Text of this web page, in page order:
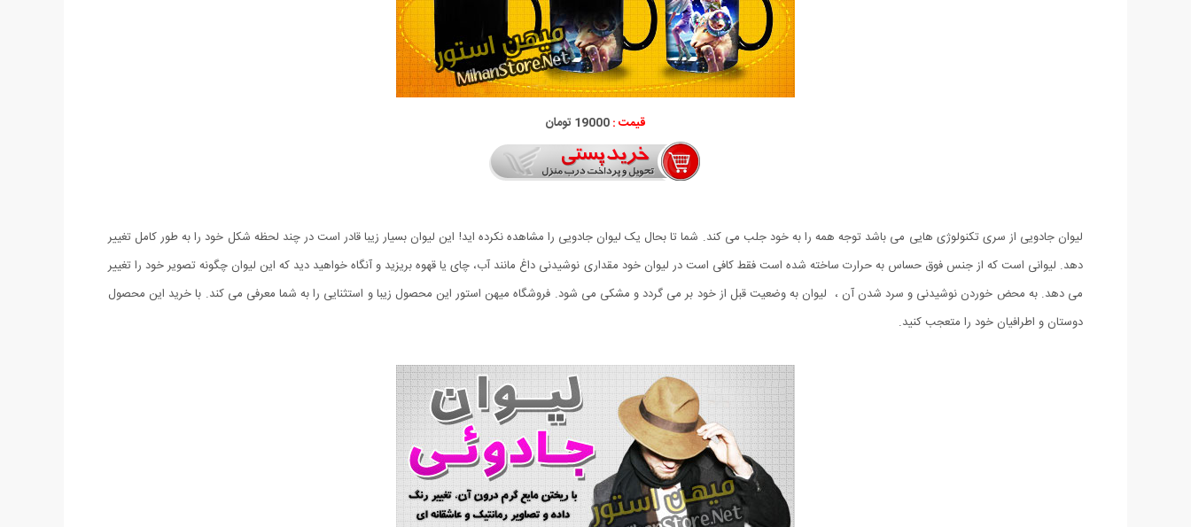
قیمت :19000 تومان
لیوان جادویی از سری تکنولوژی هایی می باشد توجه همه را به خود جلب می کند. شما تا بحال یک لیوان جادویی را مشاهده نکرده اید! این لیوان بسیار زیبا قادر است در چند لحظه شکل خود را به طور کامل تغییر
دهد. لیوانی است که از جنس فوق حساس به حرارت ساخته شده است فقط کافی است در لیوان خود مقداری نوشیدنی داغ مانند آب، چای یا قهوه بریزید و آنگاه خواهید دید که این لیوان چگونه تصویر خود را تغییر
می دهد. به محض خوردن نوشیدنی و سرد شدن آن ، لیوان به وضعیت قبل از خود بر می گردد و مشکی می شود. فروشگاه میهن استور این محصول زیبا و استثنایی را به شما معرفی می کند. با خرید این محصول
دوستان و اطرافیان خود را متعجب کنید.